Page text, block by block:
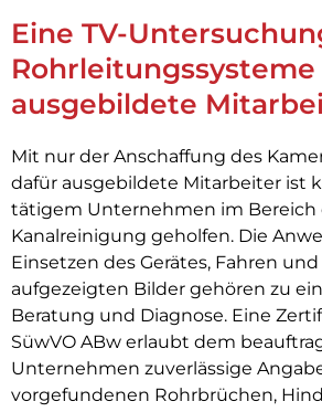
Eine TV-
ausgebildete
Mit nur der Anschaffung des
dafür ausgebildete Mitarbeiter ist
tätigem Unternehmen im Bereich
Kanalreinigung geholfen. Die
Einsetzen des Gerätes, Fahren
aufgezeigten Bilder gehören zu
Beratung und Diagnose. Eine
SüwVO ABw erlaubt dem
Unternehmen zuverlässige
vorgefundenen Rohrbrüchen,